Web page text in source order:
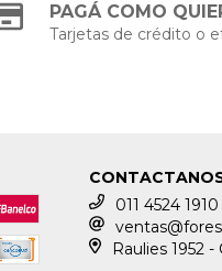
PAGÁ COMO
Tarjetas de crédito o
011 4524 1910
Raulies 1952